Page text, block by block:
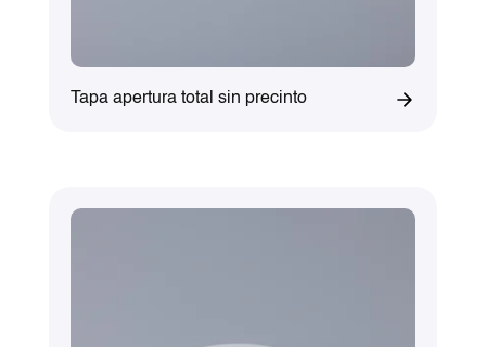
Tapa apertura total sin precinto